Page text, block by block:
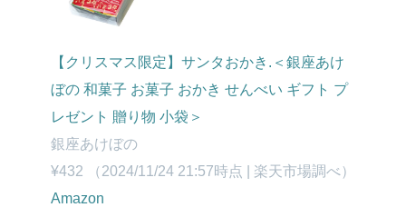
【クリスマス限定】サンタおかき.＜銀座あけ
ぼの 和菓子 お菓子 おかき せんべい ギフト プ
レゼント 贈り物 小袋＞
銀座あけぼの
¥432
（2024/11/24 21:57時点 | 楽天市場調べ）
Amazon